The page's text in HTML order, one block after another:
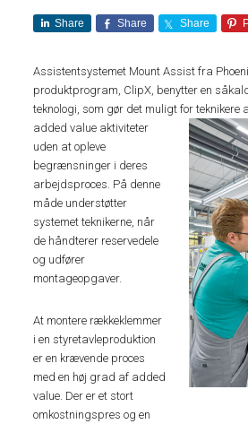
Share Share Share
Assistentsystemet Mount Assist fra
produktprogram, ClipX, benytter en
teknologi, som gør det muligt for teknikere
added value aktiviteter
uden at opleve
begrænsninger i deres
arbejdsproces. På denne
måde understøtter
systemet teknikerne, når
de håndterer reservedele
og udfører
montageopgaver.
At montere rækkeklemmer
i en styretavleproduktion
er en krævende proces
med en høj grad af added
value. Der er et stort
omkostningspres og en